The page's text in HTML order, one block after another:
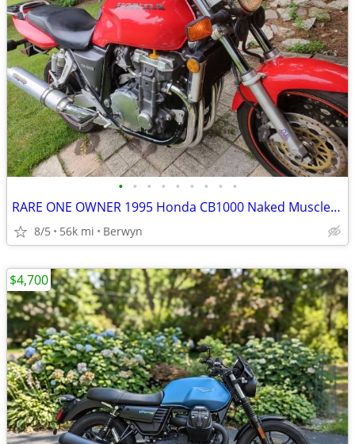
• • • • • • • • •
RARE ONE OWNER 1995 Honda CB1000 Naked Muscle Super Bike 1 Owner EXC
8/5 56k mi Berwyn
$4,700